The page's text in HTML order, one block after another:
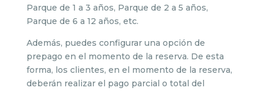
Parque de 1 a 3 años, Parque de 2 a 5 años,
Parque de 6 a 12 años, etc.
Además, puedes configurar una opción de
prepago en el momento de la reserva. De esta
forma, los clientes, en el momento de la reserva,
deberán realizar el pago parcial o total del